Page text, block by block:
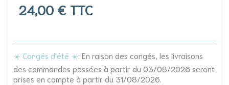
24,00 € TTC
☀️ Congés d'été ☀️: En raison des congés, les livraisons
des commandes passées à partir du 03/08/2026 seront
prises en compte à partir du 31/08/2026.